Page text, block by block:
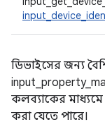
ডিভাইসের জন্য
কলব্যাকের মাধ্যমে
করা যেতে পারে।